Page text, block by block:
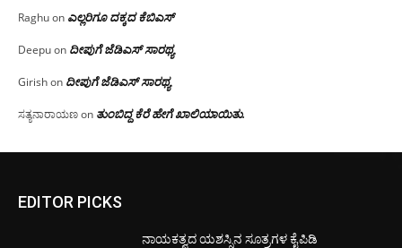
Raghuon ಎಲ್ಲರಿಗೂ ದಕ್ಕದ ಕೆಬಿಎಸ್
Deepuon ದೀಪುಗೆ ಜೆಡಿಎಸ್ ಸಾರಥ್ಯ
Girishon ದೀಪುಗೆ ಜೆಡಿಎಸ್ ಸಾರಥ್ಯ
ಸತ್ಯನಾರಾಯಣon ತುಂಬಿದ್ದ ಕೆರೆ ಹೇಗೆ ಖಾಲಿಯಾಯಿತು.
EDITOR PICKS
ನಾಯಕತ್ವದ ಯಶಸ್ಸಿನ ಸೂತ್ರಗಳ ಕೈಪಿಡಿ